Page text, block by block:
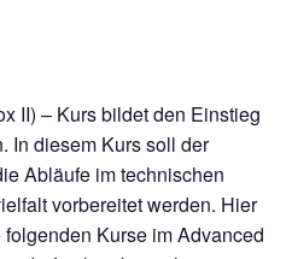
II) – Kurs bildet den Einstieg
In diesem Kurs soll der
Abläufe im technischen
vorbereitet werden. Hier
Kurse im Advanced